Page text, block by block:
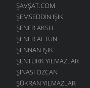
ŞAVŞAT.COM
ŞEMSEDDIN IŞIK
ŞENER AKSU
ŞENER ALTUN
ŞENNAN IŞIK
ŞENTÜRK YILMAZLAR
ŞINASI ÖZCAN
ŞÜKRAN YILMAZLAR